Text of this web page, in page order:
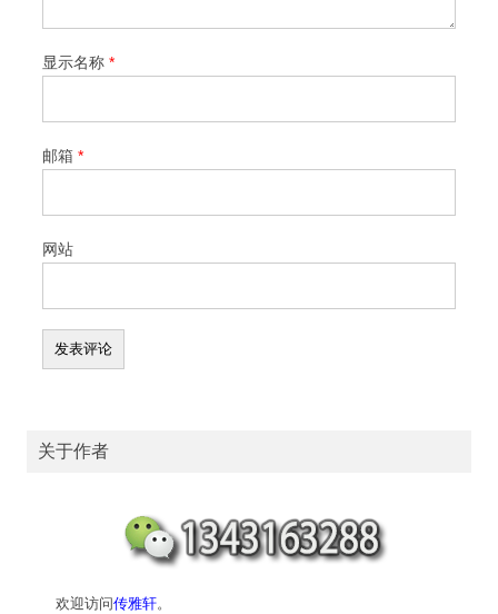
显示名称 *
邮箱 *
网站
关于作者
欢迎访问传雅轩。